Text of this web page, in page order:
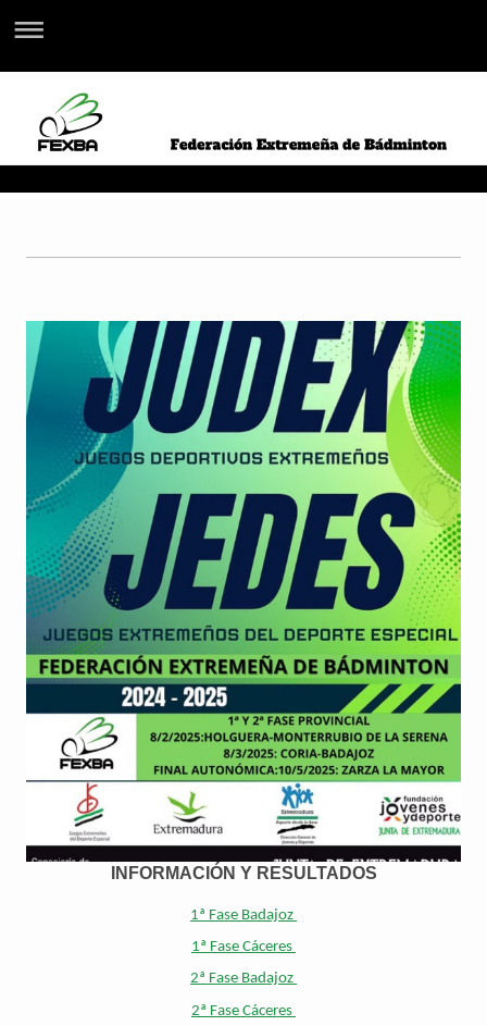
INFORMACIÓN Y RESULTADOS
1ª Fase Badajoz
1ª Fase Cáceres
2ª Fase Badajoz
2ª Fase Cáceres